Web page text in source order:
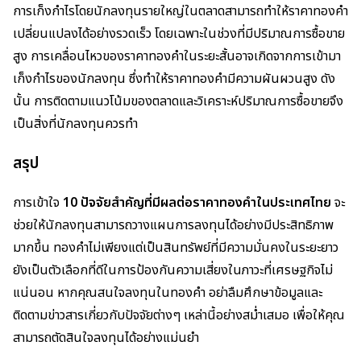
การเก็งกำไรโดยนักลงทุนรายใหญ่ในตลาดสามารถทำให้ราคาทองคำ
เปลี่ยนแปลงได้อย่างรวดเร็ว โดยเฉพาะในช่วงที่มีปริมาณการซื้อขาย
สูง การเคลื่อนไหวของราคาทองคำในระยะสั้นอาจเกิดจากการเข้ามา
เก็งกำไรของนักลงทุน ซึ่งทำให้ราคาทองคำมีความผันผวนสูง ดัง
นั้น การติดตามแนวโน้มของตลาดและวิเคราะห์ปริมาณการซื้อขายจึง
เป็นสิ่งที่นักลงทุนควรทำ
สรุป
การเข้าใจ 10 ปัจจัยสำคัญที่มีผลต่อราคาทองคำในประเทศไทย จะ
ช่วยให้นักลงทุนสามารถวางแผนการลงทุนได้อย่างมีประสิทธิภาพ
มากขึ้น ทองคำไม่เพียงแต่เป็นสินทรัพย์ที่มีความมั่นคงในระยะยาว
ยังเป็นตัวเลือกที่ดีในการป้องกันความเสี่ยงในภาวะที่เศรษฐกิจไม่
แน่นอน หากคุณสนใจลงทุนในทองคำ อย่าลืมศึกษาข้อมูลและ
ติดตามข่าวสารเกี่ยวกับปัจจัยต่างๆ เหล่านี้อย่างสม่ำเสมอ เพื่อให้คุณ
สามารถตัดสินใจลงทุนได้อย่างแม่นยำ